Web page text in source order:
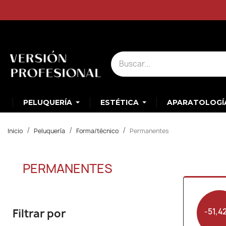
PELUQUERÍA ESTÉTICA
Inicio Peluquería Forma/técnico Permanentes
PERMANENTES
Filtrar por -